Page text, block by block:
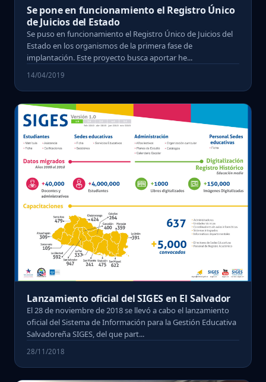
Se pone en funcionamiento el Registro Único
de Juicios del Estado
Se puso en funcionamiento el Registro Único de Juicios del
Estado en los organismos de la primera fase de
implantación. Este proyecto busca aportar he...
14/04/2019
Lanzamiento oficial del SIGES en El Salvador
El 28 de noviembre de 2018 se llevó a cabo el lanzamiento
oficial del Sistema de Información para la Gestión Educativa
Salvadoreña SIGES, del que part...
28/11/2018